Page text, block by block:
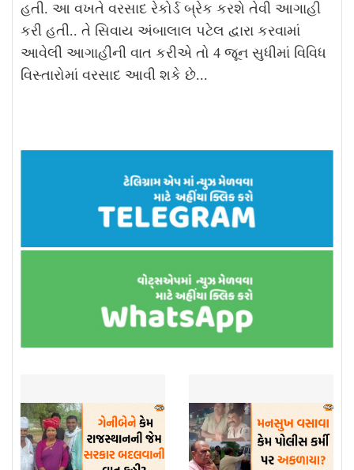
હતી. આ વખતે વરસાદ રેકોર્ડ બ્રેક કરશે તેવી આગાહી
કરી હતી.. તે સિવાય અંબાલાલ પટેલ દ્વારા કરવામાં
આવેલી આગાહીની વાત કરીએ તો 4 જૂન સુધીમાં વિવિધ
વિસ્તારોમાં વરસાદ આવી શકે છે...